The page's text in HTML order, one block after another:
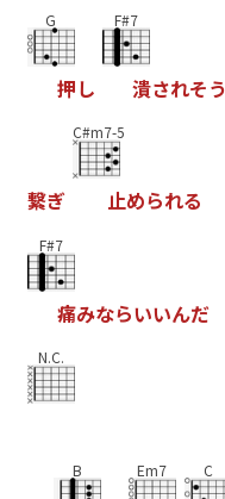
G
押し
F#7
潰されそう
繋ぎ
C#m7-5
止められる
F#7
痛みならいいんだ
N.C.
B Em7 C